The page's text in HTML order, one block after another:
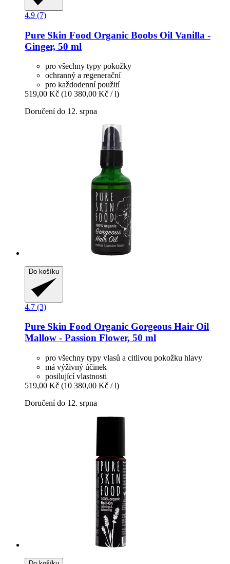
4.9 (7)
Pure Skin Food Organic Boobs Oil Vanilla -​
Ginger, 50 ml
pro všechny typy pokožky
ochranný a regenerační
pro každodenní použití
519,00 Kč (10 380,00 Kč / l)
Doručení do 12. srpna
Do košíku
4.7 (3)
Pure Skin Food Organic Gorgeous Hair Oil
Mallow -​ Passion Flower, 50 ml
pro všechny typy vlasů a citlivou pokožku hlavy
má výživný účinek
posilující vlastnosti
519,00 Kč (10 380,00 Kč / l)
Doručení do 12. srpna